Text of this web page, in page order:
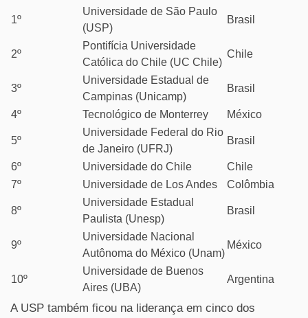
1º
Universidade de São Paulo
(USP)
Brasil
2º
Pontifícia Universidade
Católica do Chile (UC Chile)
Chile
3º
Universidade Estadual de
Campinas (Unicamp)
Brasil
4º Tecnológico de Monterrey México
5º
Universidade Federal do Rio
de Janeiro (UFRJ)
Brasil
6º Universidade do Chile
Chile
7º
Universidade de Los Andes Colômbia
8º
Universidade Estadual
Paulista (Unesp)
Brasil
9º
Universidade Nacional
Autônoma do México (Unam)
México
10º
Universidade de Buenos
Aires (UBA)
Argentina
A USP também ficou na liderança em cinco dos